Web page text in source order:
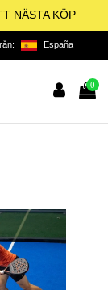
NÄSTA KÖP
España
0